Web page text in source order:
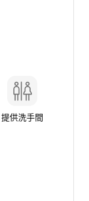
提供洗手間